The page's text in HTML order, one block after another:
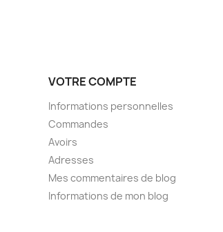
VOTRE COMPTE
Informations personnelles
Commandes
Avoirs
Adresses
Mes commentaires de blog
Informations de mon blog